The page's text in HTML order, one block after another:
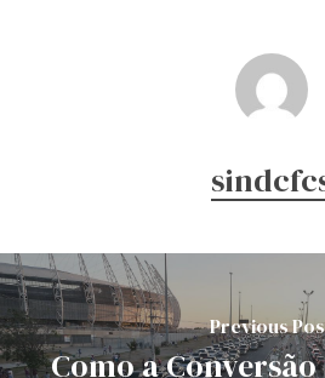
Previous
Como a